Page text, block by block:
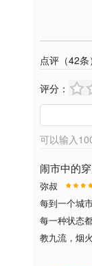
点评（42条
评分：
可以输入
闹市中的
弥叔
每到一个城
每一种状态
教九流，烟